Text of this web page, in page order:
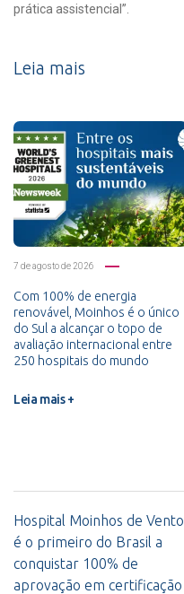
prática assistencial”.
Leia mais
7 de agosto de 2026
Com 100% de energia
renovável, Moinhos é o único
do Sul a alcançar o topo de
avaliação internacional entre
250 hospitais do mundo
Leia mais +
Hospital Moinhos de Vento
é o primeiro do Brasil a
conquistar 100% de
aprovação em certificação